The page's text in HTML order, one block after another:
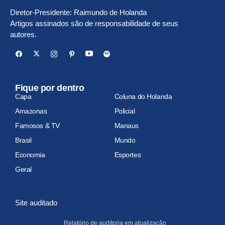
Diretor-Presidente: Raimundo de Holanda
Artigos assinados são de responsabilidade de seus
autores.
Fique por dentro
Capa
Coluna do Holanda
Amazonas
Policial
Famosos & TV
Manaus
Brasil
Mundo
Economia
Esportes
Geral
Site auditado
Relatório de auditoria em atualização